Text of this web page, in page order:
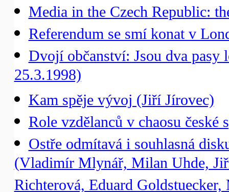
Media in the Czech Republic:
Referendum se smí konat v
Dvojí občanství: Jsou dva pasy
25.3.1998)
Kam spěje vývoj (Jiří Jírovec)
Role vzdělanců v chaosu české
Ostře odmítavá i souhlasná
(Vladimír Mlynář, Milan Uhde,
Richterová, Eduard